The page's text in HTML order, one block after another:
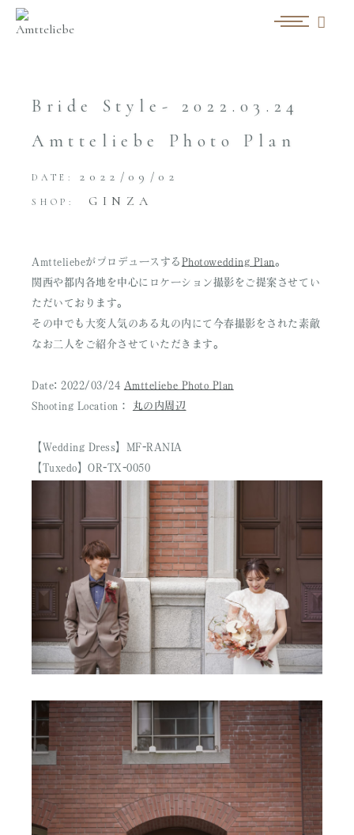
Bride Style- 2022.03.24
Amtteliebe Photo Plan
DATE: 2022/09/02
SHOP: GINZA
Amtteliebeがプロデュースする Photowedding Plan 。
関西や都内各地を中心にロケーション撮影をご提案させてい
ただいております。
その中でも大変人気のある丸の内にて今春撮影をされた素敵
なお二人をご紹介させていただきます。
Date: 2022/03/24 Amtteliebe Photo Plan
Shooting Location： 丸の内周辺
【Wedding Dress】MF-RANIA
【Tuxedo】OR-TX-0050